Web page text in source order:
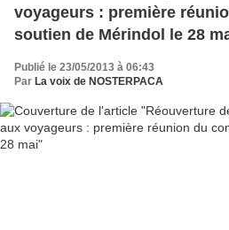
voyageurs : première
soutien de Mérindol le 28
Publié le 23/05/2013 à 06:43
Par La voix de NOSTERPACA